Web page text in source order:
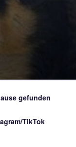
gefunden
TikTok